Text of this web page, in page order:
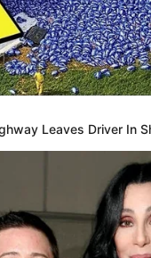
AZAL-la bağlı
Leaves Driver In